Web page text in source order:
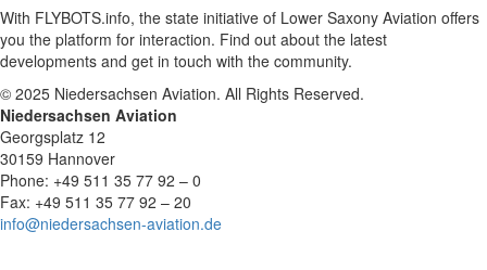
With FLYBOTS.info, the state initiative of Lower Saxony Aviation offers
you the platform for interaction. Find out about the latest
developments and get in touch with the community.
© 2025 Niedersachsen Aviation. All Rights Reserved.
Niedersachsen Aviation
Georgsplatz 12
30159 Hannover
Phone: +49 511 35 77 92 – 0
Fax: +49 511 35 77 92 – 20
info@niedersachsen-aviation.de